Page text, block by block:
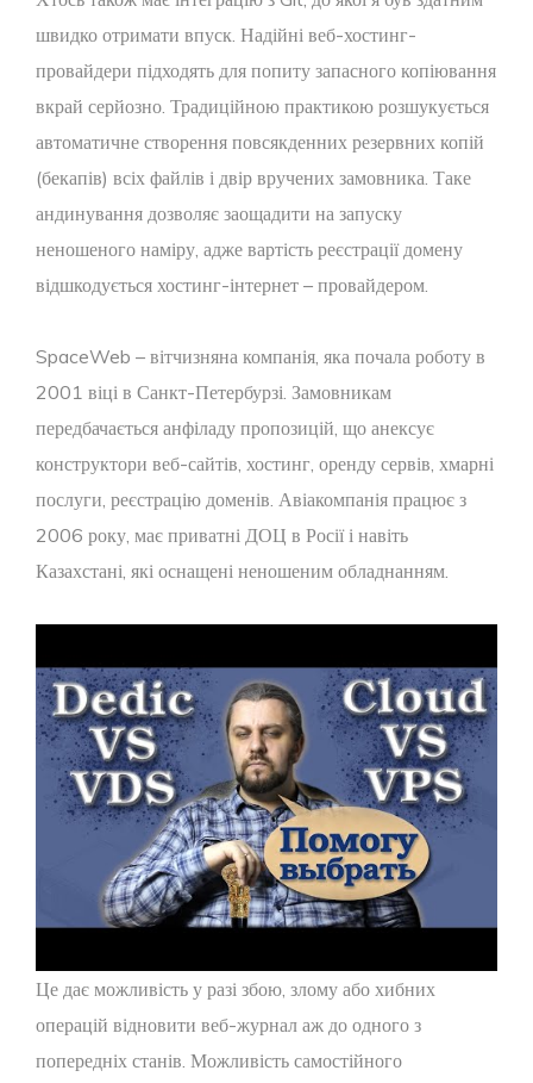
швидко отримати впуск. Надійні веб-хостинг-
провайдери підходять для попиту запасного копіювання
вкрай серйозно. Традиційною практикою розшукується
автоматичне створення повсякденних резервних копій
(бекапів) всіх файлів і двір вручених замовника. Таке
андинування дозволяє заощадити на запуску
неношеного наміру, адже вартість реєстрації домену
відшкодується хостинг-інтернет – провайдером.
SpaceWeb – вітчизняна компанія, яка почала роботу в
2001 віці в Санкт-Петербурзі. Замовникам
передбачається анфіладу пропозицій, що анексує
конструктори веб-сайтів, хостинг, оренду сервів, хмарні
послуги, реєстрацію доменів. Авіакомпанія працює з
2006 року, має приватні ДОЦ в Росії і навіть
Казахстані, які оснащені неношеним обладнанням.
Це дає можливість у разі збою, злому або хибних
операцій відновити веб-журнал аж до одного з
попередніх станів. Можливість самостійного